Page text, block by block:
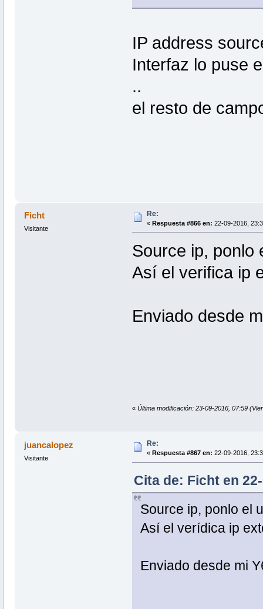
IP address
Interfaz lo puse
..
el resto de
Ficht
Visitante
Re:
« Respuesta #866 en: 22-09-2016,
Source ip, ponlo
Así el verifica ip
Enviado desde
« Última modificación: 23-09-2016, 07:59
juancalopez
Visitante
Re:
« Respuesta #867 en: 22-09-2016,
Cita de: Ficht en
Source ip, ponlo el
Así el verídica ip
Enviado desde mi